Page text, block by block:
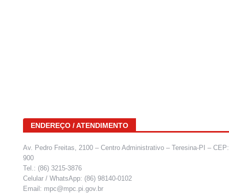
ENDEREÇO / ATENDIMENTO
Av. Pedro Freitas, 2100 – Centro Administrativo – Teresina-PI –
900
Tel.: (86) 3215-3876
Celular / WhatsApp: (86) 98140-0102
Email: mpc@mpc.pi.gov.br